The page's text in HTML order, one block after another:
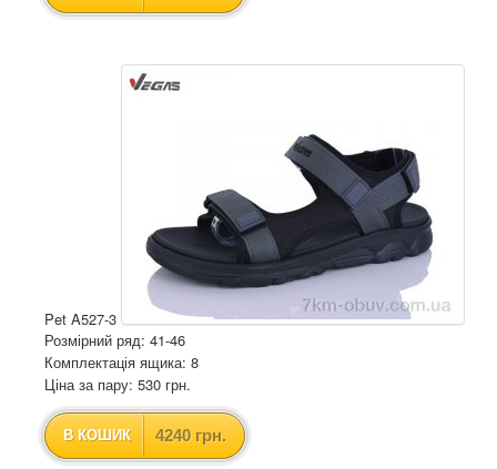
Pet A527-3
Розмірний ряд: 41-46
Комплектація ящика: 8
Ціна за пару: 530 грн.
В КОШИК 4240 грн.